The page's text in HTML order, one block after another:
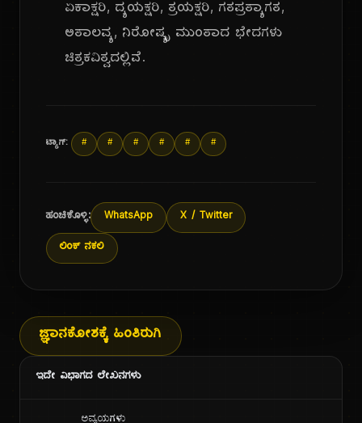
ಏಕಾಕ್ಷರಿ, ದ್ಯಯಕ್ಷರಿ, ತ್ರಯಕ್ಷರಿ, ಗತಪ್ರತ್ಯಾಗತ,
ಅತಾಲವ್ಯ, ನಿರೋಷ್ಯೃ ಮುಂತಾದ ಭೇದಗಳು
ಚಿತ್ರಕವಿತ್ವದಲ್ಲಿವೆ.
ಟ್ಯಾಗ್: # # # # # #
ಹಂಚಿಕೊಳ್ಳಿ: WhatsApp X / Twitter
ಲಿಂಕ್ ನಕಲಿ
ಜ್ಞಾನಕೋಶಕ್ಕೆ ಹಿಂತಿರುಗಿ
ಇದೇ ವಿಭಾಗದ ಲೇಖನಗಳು